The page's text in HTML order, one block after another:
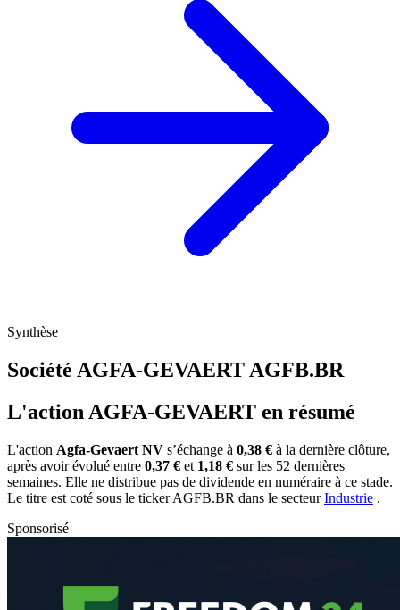
Synthèse
Société AGFA-GEVAERT AGFB.BR
L'action AGFA-GEVAERT en résumé
L'action Agfa-Gevaert NV s’échange à 0,38 € à la dernière clôture,
après avoir évolué entre 0,37 € et 1,18 € sur les 52 dernières
semaines. Elle ne distribue pas de dividende en numéraire à ce stade.
Le titre est coté sous le tickerAGFB.BR dans le secteurIndustrie .
Sponsorisé